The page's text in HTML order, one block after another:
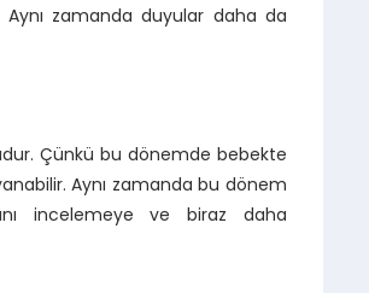
zamanda duyular daha da
Çünkü bu dönemde bebekte
Aynı zamanda bu dönem
incelemeye ve biraz daha